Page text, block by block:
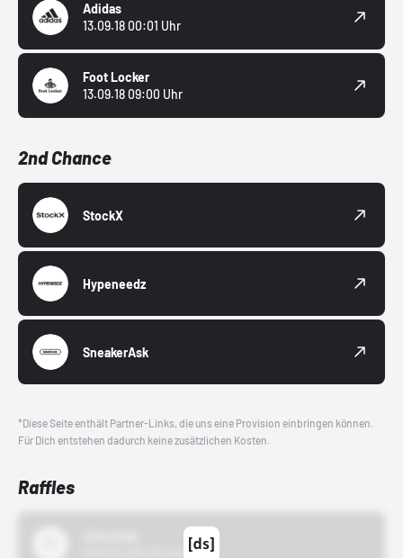
Adidas
13.09.18 00:01 Uhr
Foot Locker
13.09.18 09:00 Uhr
2nd Chance
StockX
Hypeneedz
SneakerAsk
*Diese Seite enthält Partner-Links, die uns eine Provision einbringen können.
Für Dich entstehen dadurch keine zusätzlichen Kosten.
Raffles